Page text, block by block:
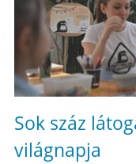
Sok száz
világnapja